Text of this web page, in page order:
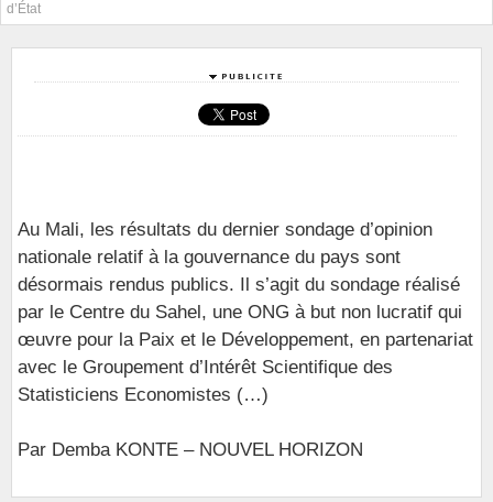
d’État
Au Mali, les résultats du dernier sondage d’opinion
nationale relatif à la gouvernance du pays sont
désormais rendus publics. Il s’agit du sondage réalisé
par le Centre du Sahel, une ONG à but non lucratif qui
œuvre pour la Paix et le Développement, en partenariat
avec le Groupement d’Intérêt Scientifique des
Statisticiens Economistes (…)
Par Demba KONTE – NOUVEL HORIZON